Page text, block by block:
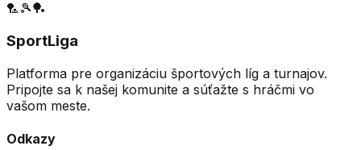
🏸 🎾🏓
SportLiga
Platforma pre organizáciu športových líg a turnajov.
Pripojte sa k našej komunite a súťažte s hráčmi vo
vašom meste.
Odkazy